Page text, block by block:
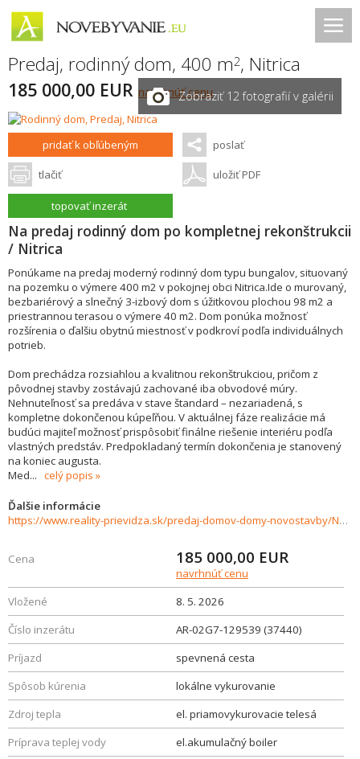
Predaj, rodinný dom, 400 m2, Nitrica
185 000,00 EUR navrhnúť cenuZobraziť 12 fotografií v galérii
pridať k obľúbeným poslať
tlačiť uložiť PDF
topovať inzerát
Na predaj rodinný dom po kompletnej rekonštrukcii
/ Nitrica
Ponúkame na predaj moderný rodinný dom typu bungalov, situovaný
na pozemku o výmere 400 m2 v pokojnej obci Nitrica.Ide o murovaný,
bezbariérový a slnečný 3-izbový dom s úžitkovou plochou 98 m2 a
priestrannou terasou o výmere 40 m2. Dom ponúka možnosť
rozšírenia o ďalšiu obytnú miestnosť v podkroví podľa individuálnych
potrieb.
Dom prechádza rozsiahlou a kvalitnou rekonštrukciou, pričom z
pôvodnej stavby zostávajú zachované iba obvodové múry.
Nehnuteľnosť sa predáva v stave štandard – nezariadená, s
kompletne dokončenou kúpeľňou. V aktuálnej fáze realizácie má
budúci majiteľ možnosť prispôsobiť finálne riešenie interiéru podľa
vlastných predstáv. Predpokladaný termín dokončenia je stanovený
na koniec augusta.
Med... celý popis
Ďalšie informácie
https://www.reality-prievidza.sk/predaj-domov-domy-novostavby/Na-predaj--rodinny-dom-po-kompletnej-rekonstrukcii--Nitrica-37440/?utm_source=areality&utm_medium=xml&utm_term=37440&utm_content=dom&utm_campaign=portaly
Cena 185 000,00 EUR
navrhnúť cenu
Vložené
8. 5. 2026
Číslo inzerátu
AR-02G7-129539 (37440)
Príjazd
spevnená cesta
Spôsob kúrenia
lokálne vykurovanie
Zdroj tepla
el. priamovykurovacie telesá
Príprava teplej vody
el.akumulačný boiler